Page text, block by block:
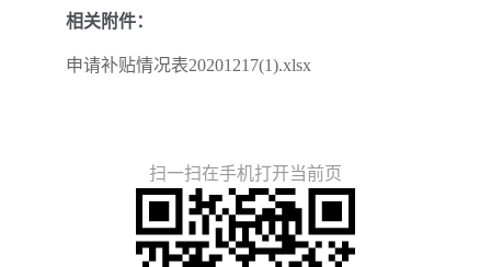
相关附件：
申请补贴情况表20201217(1).xlsx
扫一扫在手机打开当前页